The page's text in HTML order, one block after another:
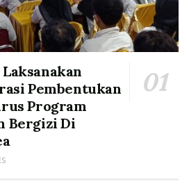
Laksanakan
Pembentukan
Program
Bergizi Di